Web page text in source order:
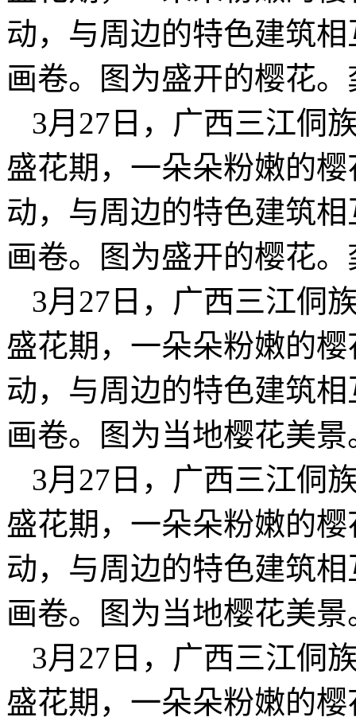
动，与周边的特色建筑
画卷。图为盛开的樱花
3月27日，广西三江侗
盛花期，一朵朵粉嫩的
动，与周边的特色建筑
画卷。图为盛开的樱花
3月27日，广西三江侗
盛花期，一朵朵粉嫩的
动，与周边的特色建筑
画卷。图为当地樱花美
3月27日，广西三江侗
盛花期，一朵朵粉嫩的
动，与周边的特色建筑
画卷。图为当地樱花美
3月27日，广西三江侗
盛花期，一朵朵粉嫩的